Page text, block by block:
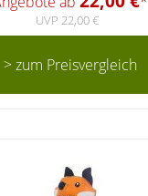
UVP 22,00 €
> zum Preisvergleich